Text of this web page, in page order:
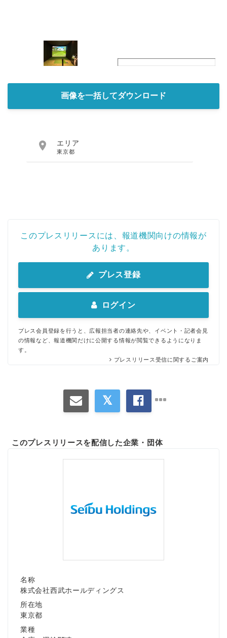
画像を一括してダウンロード
 エリア
東京都
このプレスリリースには、報道機関向けの情報が
あります。
プレス登録
ログイン
プレス会員登録を行うと、広報担当者の連絡先や、イベント・記者会見
の情報など、報道機関だけに公開する情報が閲覧できるようになりま
す。
プレスリリース受信に関するご案内
このプレスリリースを配信した企業・団体
名称
株式会社西武ホールディングス
所在地
東京都
業種